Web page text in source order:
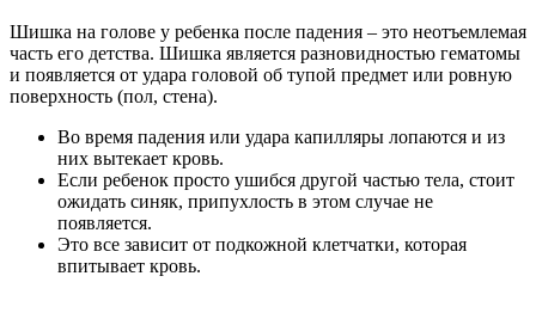
Шишка на голове у ребенка после падения – это неотъемлемая
часть его детства. Шишка является разновидностью гематомы
и появляется от удара головой об тупой предмет или ровную
поверхность (пол, стена).
Во время падения или удара капилляры лопаются и из
них вытекает кровь.
Если ребенок просто ушибся другой частью тела, стоит
ожидать синяк, припухлость в этом случае не
появляется.
Это все зависит от подкожной клетчатки, которая
впитывает кровь.